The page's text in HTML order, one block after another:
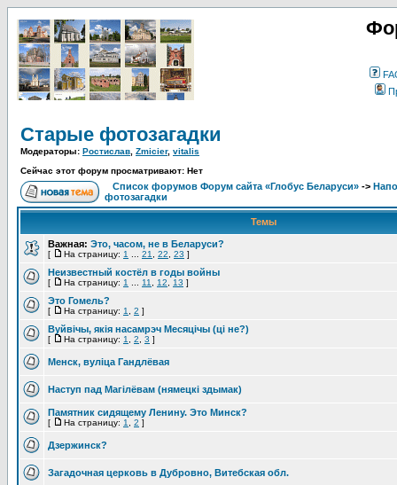
Старые фотозагадки
Модераторы: Ростислав Zmicier, vitalis
Сейчас этот форум просматривают: Нет
Список форумов Форум сайта «Глобус Беларуси» ->
фотозагадки
Темы
Важная: Это, часом, не в Беларуси?
[ На страницу: 1 21 22 23 ]
Неизвестный костёл в годы войны
[ На страницу: 1 11 12 13 ]
Это Гомель?
[ На страницу: 1 2 ]
Вуйвічы, якія насамрэч Месяцічы (цi не?)
[ На страницу: 1 2 3 ]
Менск, вулiца Гандлёвая
Наступ пад Магілёвам (нямецкі здымак)
Памятник сидящему Ленину. Это Минск?
[ На страницу: 1 2 ]
Дзержинск?
Загадочная церковь в Дубровно, Витебская обл.